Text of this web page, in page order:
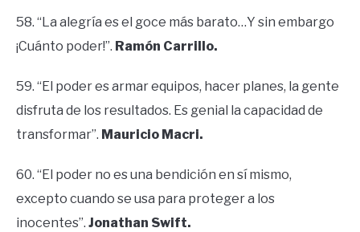
58. “La alegría es el goce más barato…Y sin embargo
¡Cuánto poder!”. Ramón Carrillo.
59. “El poder es armar equipos, hacer planes, la gente
disfruta de los resultados. Es genial la capacidad de
transformar”. Mauricio Macri.
60. “El poder no es una bendición en sí mismo,
excepto cuando se usa para proteger a los
inocentes”. Jonathan Swift.